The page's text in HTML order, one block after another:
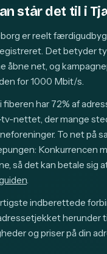
står det til i
er reelt
Det betyder
åbne net, og
for 1000 Mbit/s.
fiberen har 72% af
nettet, der mange
To net på
Konkurrencen
så det kan betale sig
.
indberettede
herunder
og priser på din